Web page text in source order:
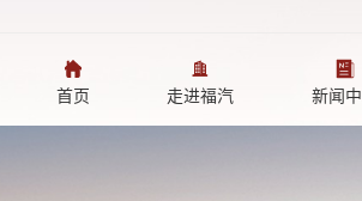
首页 走进福汽 新闻